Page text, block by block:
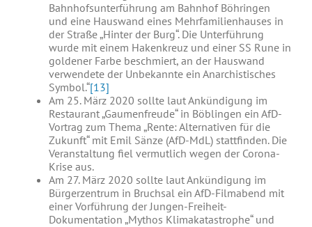
Bahnhofsunterführung am Bahnhof Böhringen
und eine Hauswand eines Mehrfamilienhauses in
der Straße „Hinter der Burg“. Die Unterführung
wurde mit einem Hakenkreuz und einer SS Rune in
goldener Farbe beschmiert, an der Hauswand
verwendete der Unbekannte ein Anarchistisches
Symbol.“[13]
Am 25. März 2020 sollte laut Ankündigung im
Restaurant „Gaumenfreude“ in Böblingen ein AfD-
Vortrag zum Thema „Rente: Alternativen für die
Zukunft“ mit Emil Sänze (AfD-MdL) stattfinden. Die
Veranstaltung fiel vermutlich wegen der Corona-
Krise aus.
Am 27. März 2020 sollte laut Ankündigung im
Bürgerzentrum in Bruchsal ein AfD-Filmabend mit
einer Vorführung der Jungen-Freiheit-
Dokumentation „Mythos Klimakatastrophe“ und